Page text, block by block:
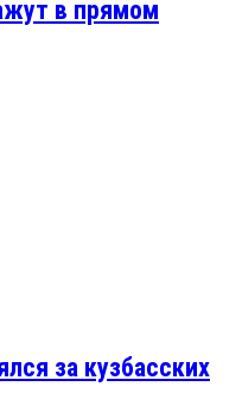
в прямом
за кузбасских